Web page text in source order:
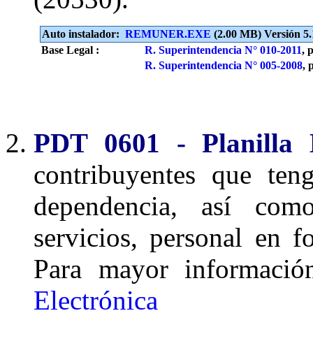
Auto instalador: REMUNER.EXE (2.00 MB) Versión
Base Legal :
R. Superintendencia N° 010-2011,
R. Superintendencia N° 005-2008,
PDT 0601 - Planilla
contribuyentes que
dependencia, así
servicios, personal en
Para mayor
Electrónica